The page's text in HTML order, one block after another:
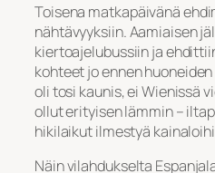
Toisena matkapäivänä
nähtävyyksiin. Aamiaisen
kiertoajelubussiin ja
kohteet jo ennen
oli tosi kaunis, ei Wienissä
ollut erityisen lämmin –
hikilaikut ilmestyä
Näin vilahdukselta